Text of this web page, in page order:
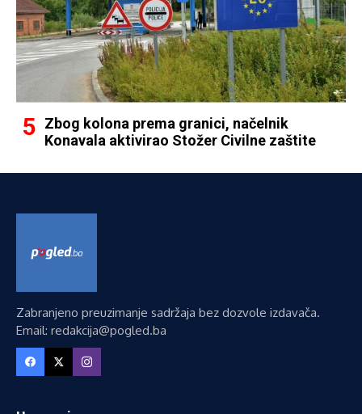
Zbog kolona prema granici, načelnik
Konavala aktivirao Stožer Civilne zaštite
Zabranjeno preuzimanje sadržaja bez dozvole izdavača.
Email: redakcija@pogled.ba